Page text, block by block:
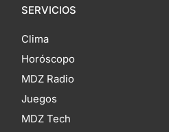
SERVICIOS
Clima
Horóscopo
MDZ Radio
Juegos
MDZ Tech